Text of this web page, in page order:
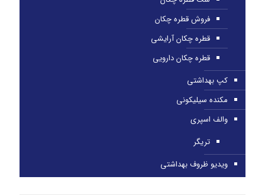
فروش قطره چکان
قطره چکان آرایشی
قطره چکان دارویی
کپ بهداشتی
مکنده سیلیکونی
والف اسپری
تریگر
ویدیو ظروف بهداشتی